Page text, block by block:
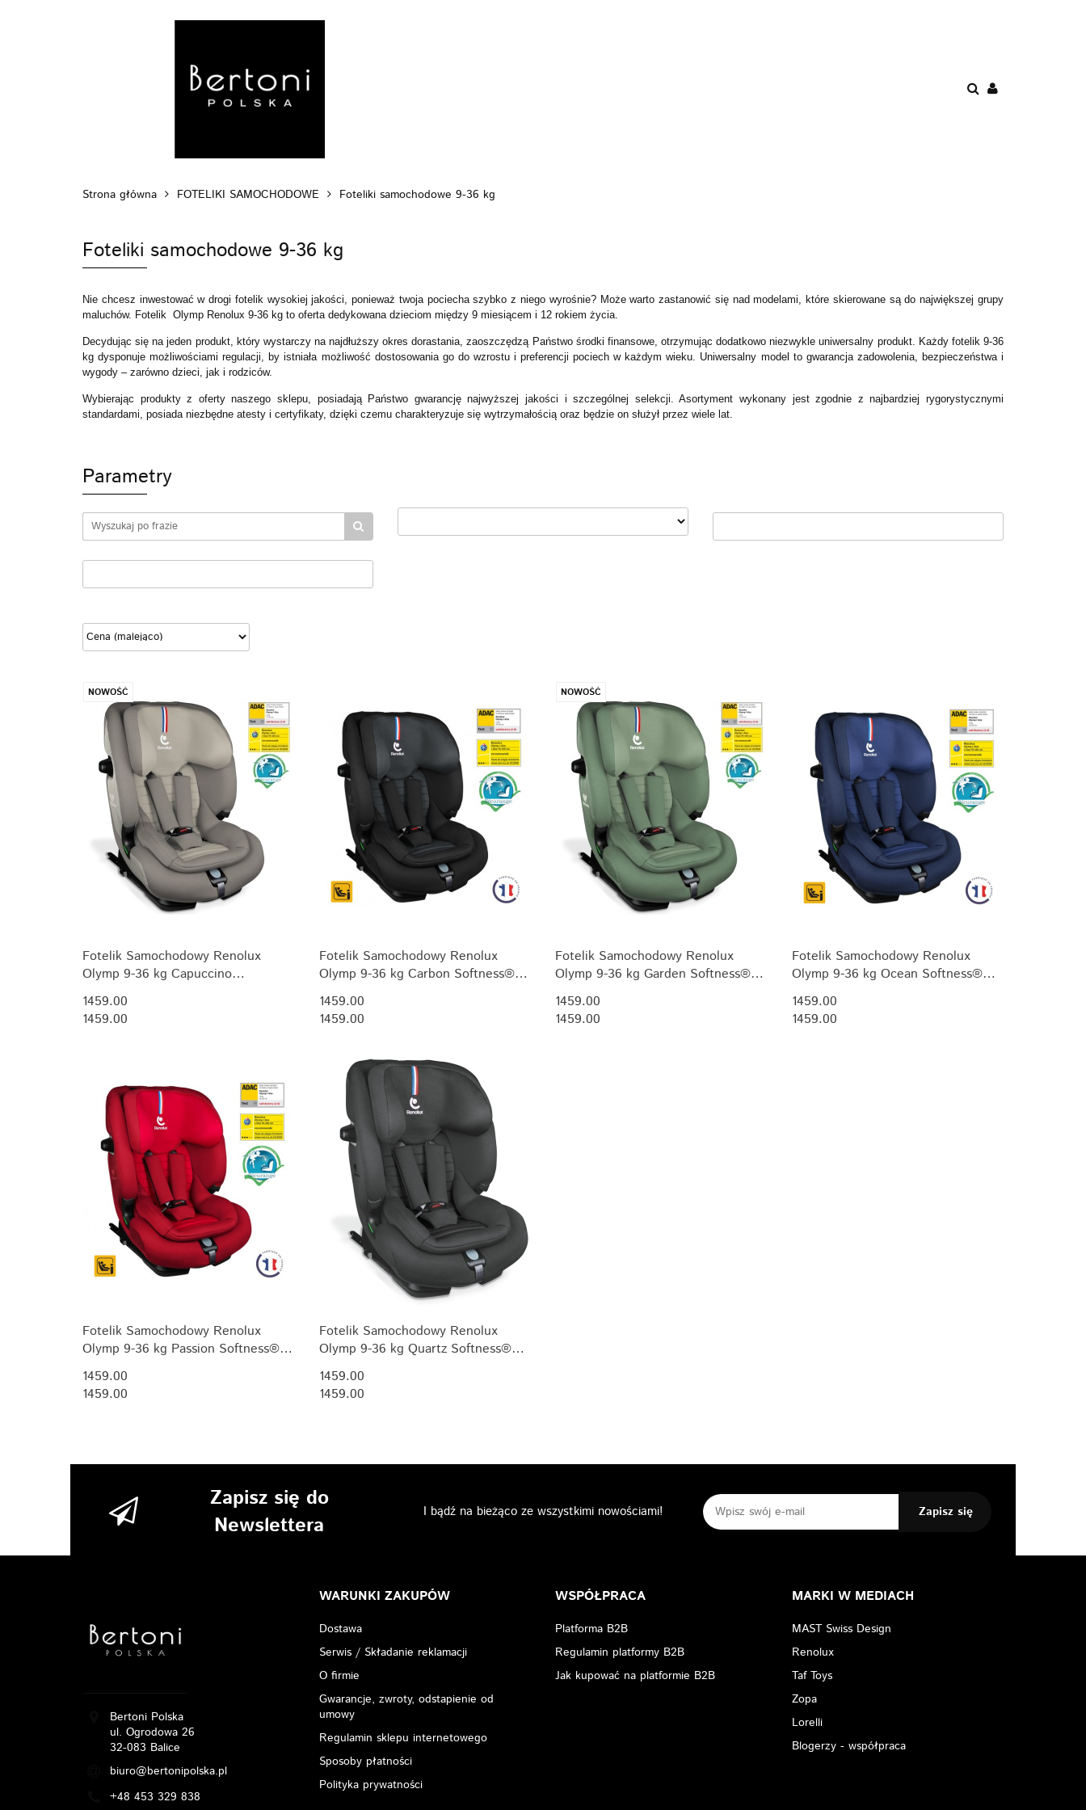
POZA DOMEM
Strona główna FOTELIKI SAMOCHODOWE Foteliki samochodowe 9-36 kg
Foteliki samochodowe 9-36 kg
Nie chcesz inwestować w drogi fotelik wysokiej jakości, ponieważ twoja pociecha szybko z niego wyrośnie? Może warto zastanowić się nad modelami, które skierowane są do największej grupy
maluchów. Fotelik Olymp Renolux 9-36 kg to oferta dedykowana dzieciom między 9 miesiącem i 12 rokiem życia.
Decydując się na jeden produkt, który wystarczy na najdłuższy okres dorastania, zaoszczędzą Państwo środki finansowe, otrzymując dodatkowo niezwykle uniwersalny produkt. Każdy fotelik 9-36
kg dysponuje możliwościami regulacji, by istniała możliwość dostosowania go do wzrostu i preferencji pociech w każdym wieku. Uniwersalny model to gwarancja zadowolenia, bezpieczeństwa i
wygody – zarówno dzieci, jak i rodziców.
Wybierając produkty z oferty naszego sklepu, posiadają Państwo gwarancję najwyższej jakości i szczególnej selekcji. Asortyment wykonany jest zgodnie z najbardziej rygorystycznymi
standardami, posiada niezbędne atesty i certyfikaty, dzięki czemu charakteryzuje się wytrzymałością oraz będzie on służył przez wiele lat.
Parametry
NOWOŚĆ
Fotelik Samochodowy Renolux
Olymp 9-36 kg Capuccino
Softness® R129 i-Size (76-150 cm)
1459.00
1459.00
Fotelik Samochodowy Renolux
Olymp 9-36 kg Carbon Softness®
R129 i-Size (76-150 cm)
1459.00
1459.00
NOWOŚĆ
Fotelik Samochodowy Renolux
Olymp 9-36 kg Garden Softness®
R129 i-Size (76-150 cm)
1459.00
1459.00
Fotelik Samochodowy Renolux
Olymp 9-36 kg Ocean Softness®
R129 i-Size (76-150 cm)
1459.00
1459.00
Fotelik Samochodowy Renolux
Olymp 9-36 kg Passion Softness®
R129 i-Size (76-150 cm)
1459.00
1459.00
Fotelik Samochodowy Renolux
Olymp 9-36 kg Quartz Softness®
R129 i-Size (76-150 cm)
1459.00
1459.00
Zapisz się do
Newslettera
I bądź na bieżąco ze wszystkimi nowościami!
Bertoni Polska
ul. Ogrodowa 26
32-083 Balice
biuro@bertonipolska.pl
+48 453 329 838
WARUNKI ZAKUPÓW
Dostawa
Serwis / Składanie reklamacji
O firmie
Gwarancje, zwroty, odstapienie od
umowy
Regulamin sklepu internetowego
Sposoby płatności
Polityka prywatności
WSPÓŁPRACA
Platforma B2B
Regulamin platformy B2B
Jak kupować na platformie B2B
MARKI W MEDIACH
MAST Swiss Design
Renolux
Taf Toys
Zopa
Lorelli
Blogerzy - współpraca